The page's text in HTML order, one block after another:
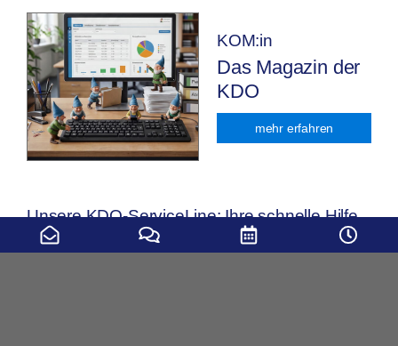
KOM:in
Das Magazin der
KDO
mehr erfahren
Unsere KDO-ServiceLine: Ihre schnelle Hilfe
bei Fragen und Störungsmeldungen